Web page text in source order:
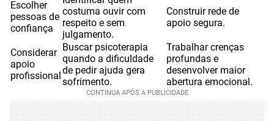
Escolher
pessoas de
confiança
costuma ouvir com
respeito e sem
julgamento.
Construir rede de
apoio segura.
Considerar
apoio
profissional
Buscar psicoterapia
quando a dificuldade
de pedir ajuda gera
sofrimento.
Trabalhar crenças
profundas e
desenvolver maior
abertura emocional.